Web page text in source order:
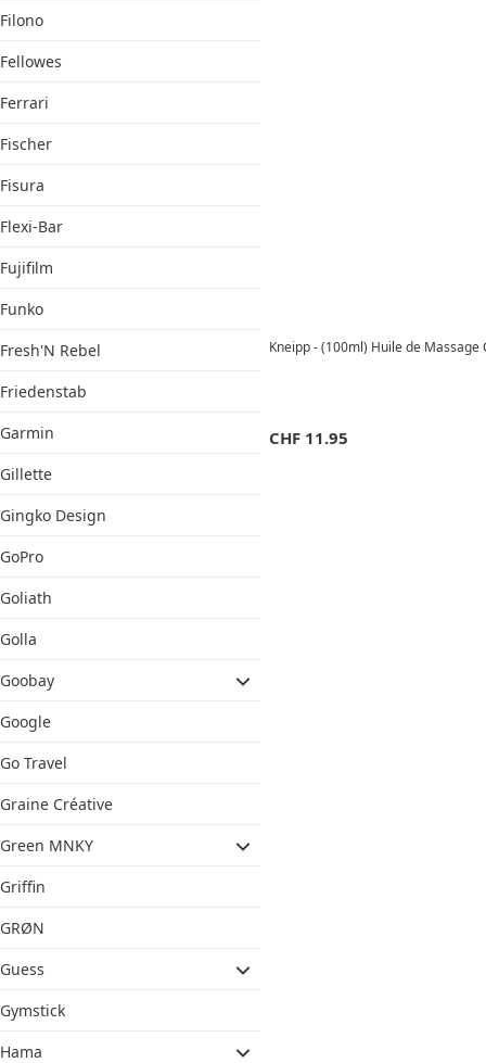
Filono
Fellowes
Ferrari
Fischer
Fisura
Flexi-Bar
Fujifilm
Funko
Fresh'N Rebel
Friedenstab
Garmin
Gillette
Gingko Design
GoPro
Goliath
Golla
Goobay
Google
Go Travel
Graine Créative
Green MNKY
Griffin
GRØN
Guess
Gymstick
Hama
Kneipp - (100ml) Huile de
CHF 11.95